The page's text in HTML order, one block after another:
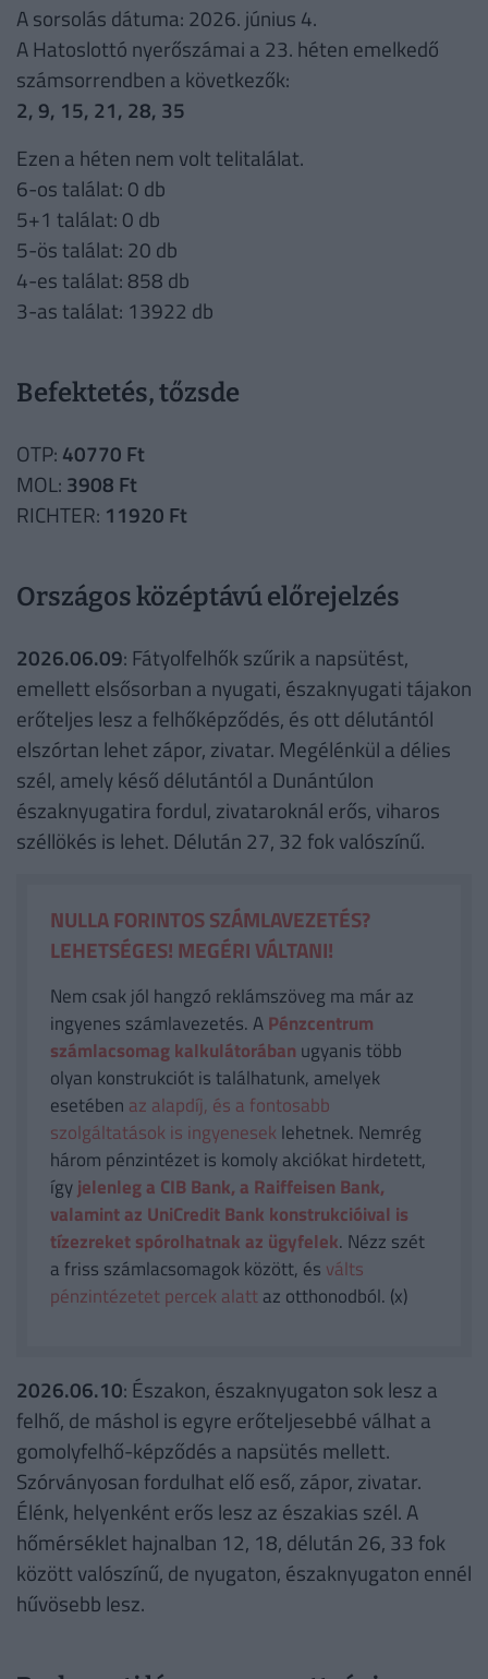
A sorsolás dátuma: 2026. június 4.
A Hatoslottó nyerőszámai a 23. héten emelkedő
számsorrendben a következők:
2, 9, 15, 21, 28, 35
Ezen a héten nem volt telitalálat.
6-os találat: 0 db
5+1 találat: 0 db
5-ös találat: 20 db
4-es találat: 858 db
3-as találat: 13922 db
Befektetés, tőzsde
OTP: 40770 Ft
MOL: 3908 Ft
RICHTER: 11920 Ft
Országos középtávú előrejelzés
2026.06.09: Fátyolfelhők szűrik a napsütést,
emellett elsősorban a nyugati, északnyugati tájakon
erőteljes lesz a felhőképződés, és ott délutántól
elszórtan lehet zápor, zivatar. Megélénkül a délies
szél, amely késő délutántól a Dunántúlon
északnyugatira fordul, zivataroknál erős, viharos
széllökés is lehet. Délután 27, 32 fok valószínű.
NULLA FORINTOS SZÁMLAVEZETÉS?
LEHETSÉGES! MEGÉRI VÁLTANI!
Nem csak jól hangzó reklámszöveg ma már az
ingyenes számlavezetés. APénzcentrum
számlacsomag kalkulátorában ugyanis több
olyan konstrukciót is találhatunk, amelyek
esetében az alapdíj, és a fontosabb
szolgáltatások is ingyenesek lehetnek. Nemrég
három pénzintézet is komoly akciókat hirdetett,
ígyjelenleg a CIB Bank, a Raiffeisen Bank,
valamint az UniCredit Bank konstrukcióival is
tízezreket spórolhatnak az ügyfelek. Nézz szét
a friss számlacsomagok között, és válts
pénzintézetet percek alattaz otthonodból. (x)
2026.06.10: Északon, északnyugaton sok lesz a
felhő, de máshol is egyre erőteljesebbé válhat a
gomolyfelhő-képződés a napsütés mellett.
Szórványosan fordulhat elő eső, zápor, zivatar.
Élénk, helyenként erős lesz az északias szél. A
hőmérséklet hajnalban 12, 18, délután 26, 33 fok
között valószínű, de nyugaton, északnyugaton ennél
hűvösebb lesz.